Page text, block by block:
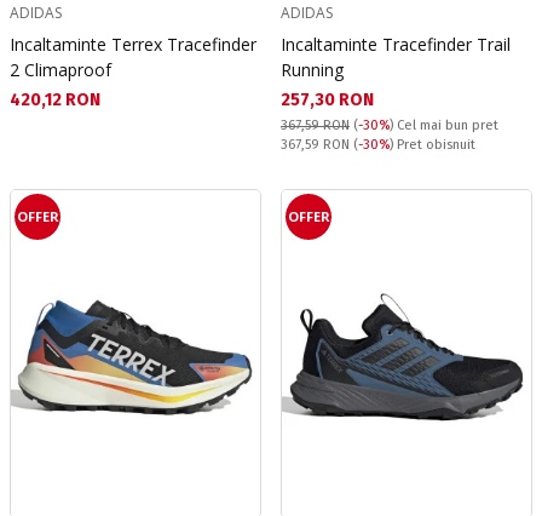
ADIDAS
Incaltaminte Terrex Tracefinder
2 Climaproof
Текуща цена:
420,12 RON
ADIDAS
Incaltaminte Tracefinder Trail
Running
Текуща цена:
257,30 RON
367,59 RON (-30%) Cel mai bun pret
Pret obisnuit:
367,59 RON (-30%) Pret obisnuit
OFFER OFFER